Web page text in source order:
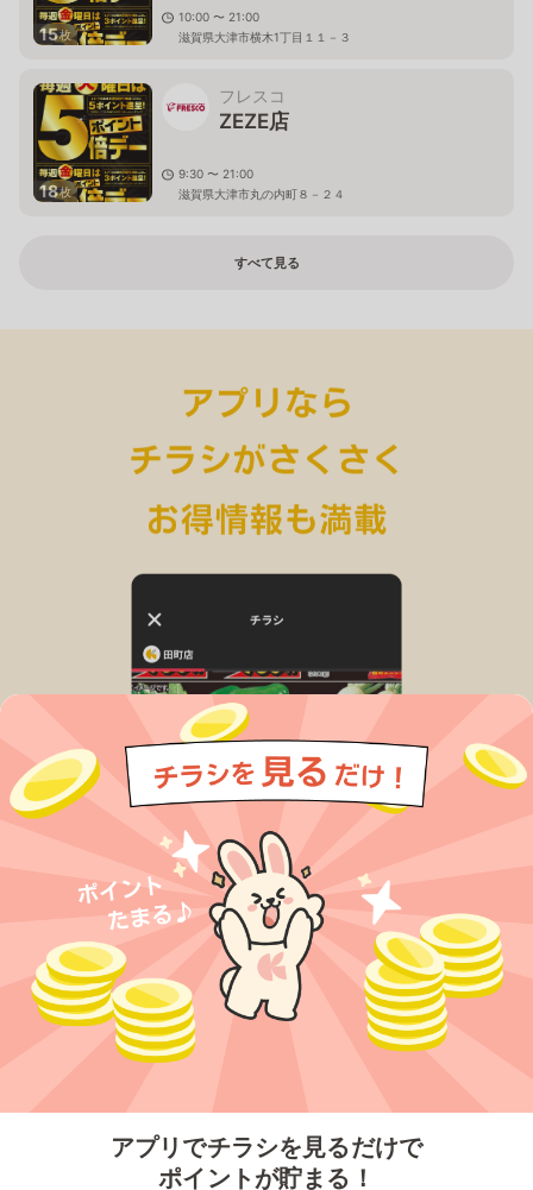
アプリでチラシを見るだけで
ポイントが貯まる！
15枚
10:00 〜 21:00
滋賀県大津市横木1丁目１１－３
18枚
フレスコ
ZEZE店
9:30 〜 21:00
滋賀県大津市丸の内町８－２４
すべて見る